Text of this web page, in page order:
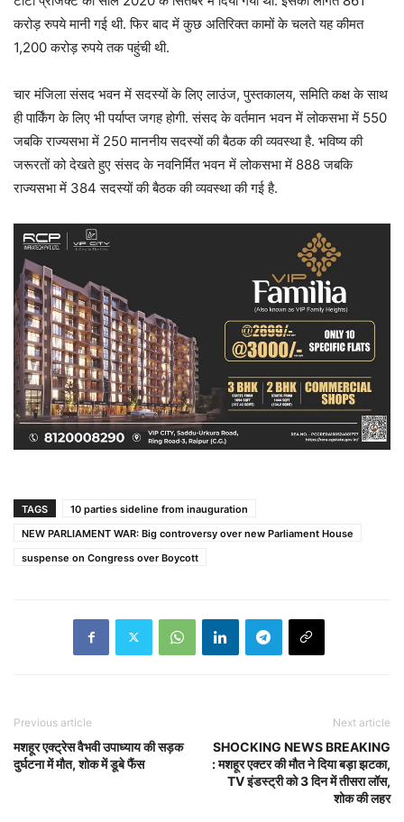
करोड़ रुपये मानी गई थी. फिर बाद में कुछ अतिरिक्त कामों के चलते यह कीमत
1,200 करोड़ रुपये तक पहुंची थी.
चार मंजिला संसद भवन में सदस्यों के लिए लाउंज, पुस्तकालय, समिति कक्ष के साथ
ही पार्किंग के लिए भी पर्याप्त जगह होगी. संसद के वर्तमान भवन में लोकसभा में 550
जबकि राज्यसभा में 250 माननीय सदस्यों की बैठक की व्यवस्था है. भविष्य की
जरूरतों को देखते हुए संसद के नवनिर्मित भवन में लोकसभा में 888 जबकि
राज्यसभा में 384 सदस्यों की बैठक की व्यवस्था की गई है.
TAGS
10 parties sideline from inauguration
NEW PARLIAMENT WAR: Big controversy over new Parliament House
suspense on Congress over Boycott
Previous article
मशहूर एक्ट्रेस वैभवी उपाध्याय की सड़क
दुर्घटना में मौत, शोक में डूबे फैंस
Next article
SHOCKING NEWS BREAKING
: मशहूर एक्टर की मौत ने दिया बड़ा झटका,
TV इंडस्ट्री को 3 दिन में तीसरा लॉस,
शोक की लहर